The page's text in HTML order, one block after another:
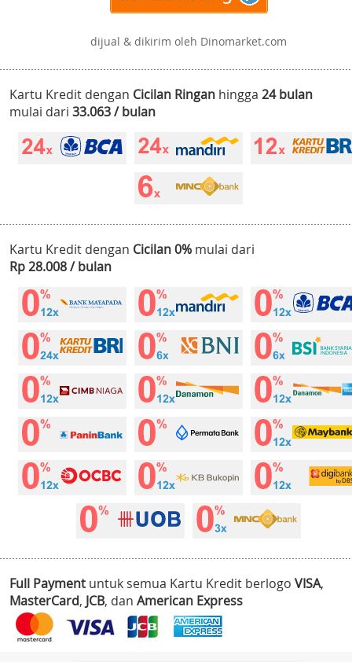
dijual & dikirim oleh Dinomarket.com
Kartu Kredit dengan Cicilan Ringan hingga 24 bulan
mulai dari 33.063 / bulan
Kartu Kredit dengan Cicilan 0% mulai dari
Rp 28.008 / bulan
Full Payment untuk semua Kartu Kredit berlogo VISA,
MasterCard, JCB, dan American Express